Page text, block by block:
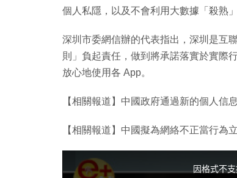
個人私隱，以及不會利用大數據「殺熟」
深圳市委網信辦的代表指出，深圳是互
則」負起責任，做到將承諾落實於實際
放心地使用各 App。
【相關報道】中國政府通過新的個人
【相關報道】中國擬為網絡不正當行為
s
因格式不